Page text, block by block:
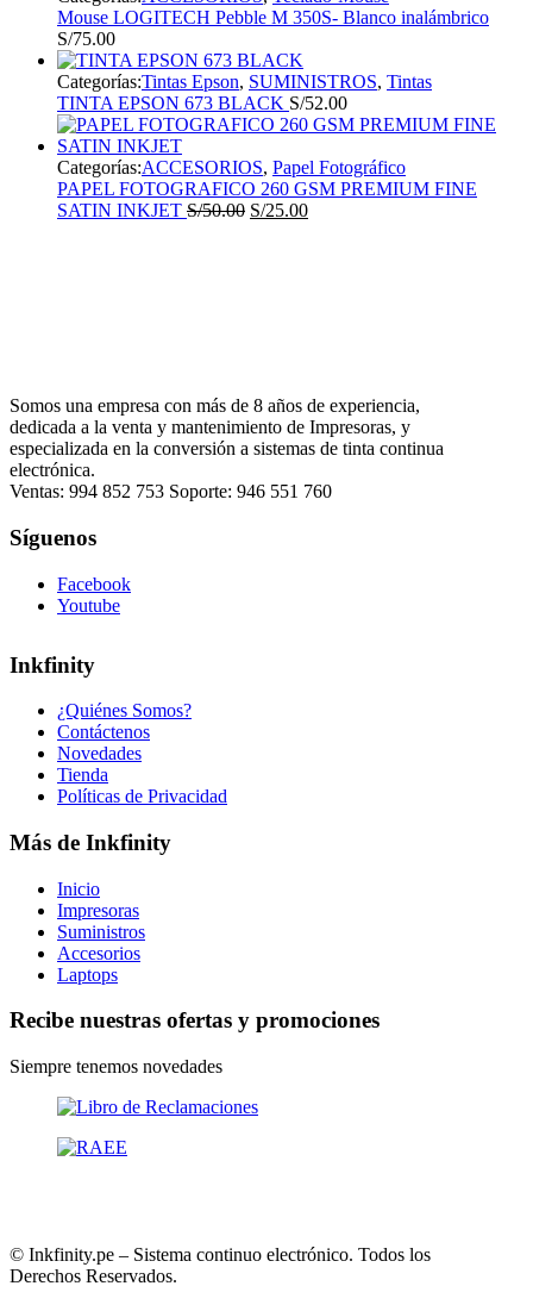
Mouse LOGITECH Pebble M 350S- Blanco inalámbrico
S/75.00
Categorías:Tintas Epson, SUMINISTROS, Tintas
TINTA EPSON 673 BLACK S/52.00
Categorías:ACCESORIOS, Papel Fotográfico
PAPEL FOTOGRAFICO 260 GSM PREMIUM FINE
SATIN INKJET S/50.00 El
S/25.00El
Somos una empresa con más de 8 años de experiencia,
dedicada a la venta y mantenimiento de Impresoras, y
especializada en la conversión a sistemas de tinta continua
electrónica.
Ventas: 994 852 753 Soporte: 946 551 760
Síguenos
Facebook
Youtube
Inkfinity
¿Quiénes Somos?
Contáctenos
Novedades
Tienda
Políticas de Privacidad
Más de Inkfinity
Inicio
Impresoras
Suministros
Accesorios
Laptops
Recibe nuestras ofertas y promociones
Siempre tenemos novedades
© Inkfinity.pe – Sistema continuo electrónico. Todos los
Derechos Reservados.